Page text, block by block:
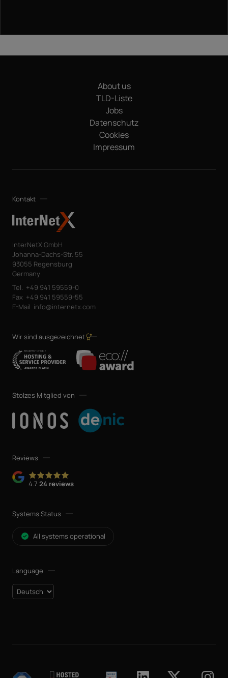
About us
TLD-Liste
Jobs
Datenschutz
Cookies
Impressum
Kontakt
InterNetX GmbH
Johanna-Dachs-Str. 55
93055 Regensburg
Germany
Tel. +49 941 59559-0
Fax +49 941 59559-55
E-Mail info@internetx.com
Wir sind ausgezeichnet
Stolzes Mitglied von
Reviews
4.7 24 reviews
Systems Status
All systems operational
Language